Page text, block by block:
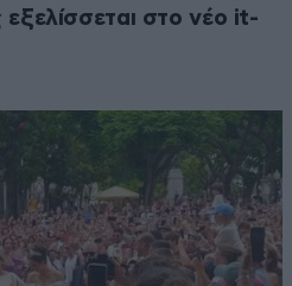
στο νέο it-